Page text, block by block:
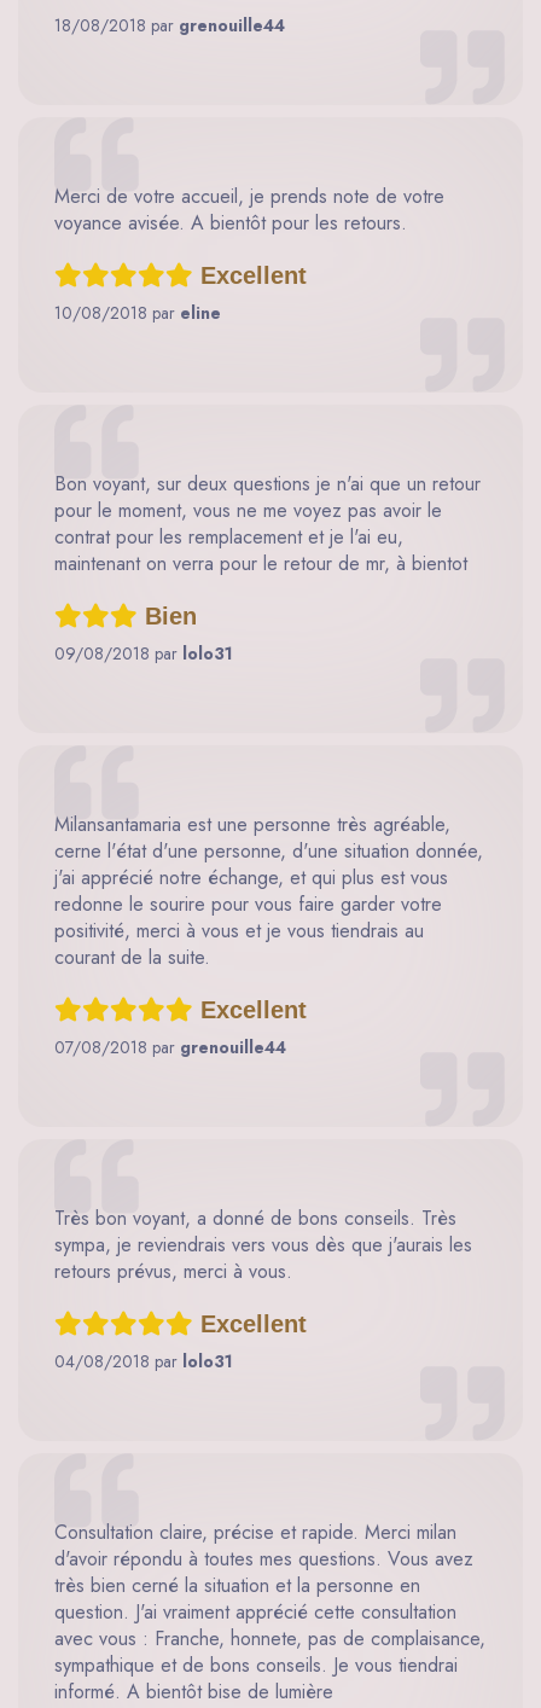
18/08/2018 par grenouille44
Merci de votre accueil, je prends note de votre
voyance avisée. A bientôt pour les retours.
Excellent
10/08/2018 par eline
Bon voyant, sur deux questions je n'ai que un retour
pour le moment, vous ne me voyez pas avoir le
contrat pour les remplacement et je l'ai eu,
maintenant on verra pour le retour de mr, à bientot
Bien
09/08/2018 par lolo31
Milansantamaria est une personne très agréable,
cerne l'état d'une personne, d'une situation donnée,
j'ai apprécié notre échange, et qui plus est vous
redonne le sourire pour vous faire garder votre
positivité, merci à vous et je vous tiendrais au
courant de la suite.
Excellent
07/08/2018 par grenouille44
Très bon voyant, a donné de bons conseils. Très
sympa, je reviendrais vers vous dès que j'aurais les
retours prévus, merci à vous.
Excellent
04/08/2018 par lolo31
Consultation claire, précise et rapide. Merci milan
d'avoir répondu à toutes mes questions. Vous avez
très bien cerné la situation et la personne en
question. J'ai vraiment apprécié cette consultation
avec vous : Franche, honnete, pas de complaisance,
sympathique et de bons conseils. Je vous tiendrai
informé. A bientôt bise de lumière